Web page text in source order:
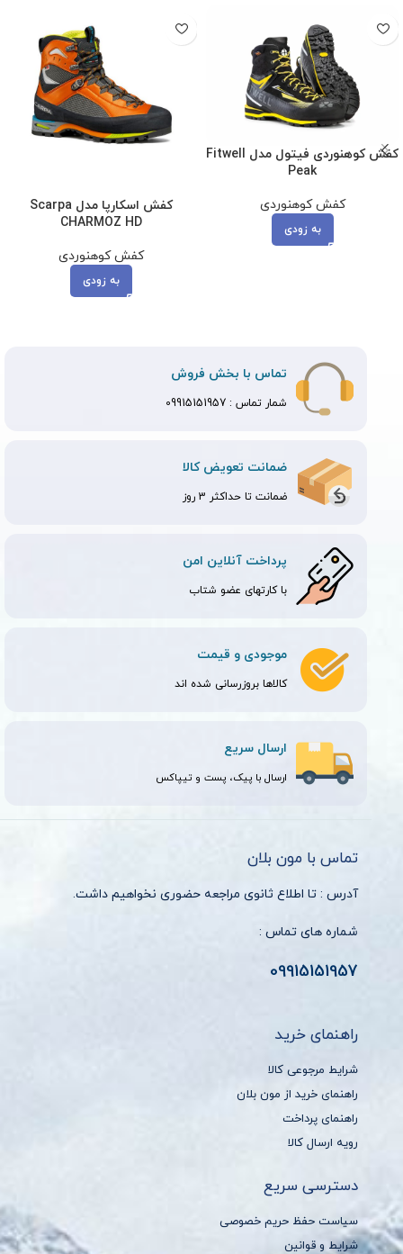
کفش کوهنوردی فیتول مدل Fitwell
Peak
کفش کوهنوردی
به زودی
کفش اسکارپا مدل Scarpa
CHARMOZ HD
کفش کوهنوردی
به زودی
تماس با بخش فروش
شمار تماس : 09915151957
ضمانت تعویض کالا
ضمانت تا حداکثر 3 روز
پرداخت آنلاین امن
با کارتهای عضو شتاب
موجودی و قیمت
کالاها بروزرسانی شده اند
ارسال سریع
ارسال با پیک، پست و تیپاکس
تماس با مون بلان
آدرس : تا اطلاع ثانوی مراجعه حضوری نخواهیم داشت.
شماره های تماس :
09915151957
راهنمای خرید
شرایط مرجوعی کالا
راهنمای خرید از مون بلان
راهنمای پرداخت
رویه ارسال کالا
دسترسی سریع
سیاست حفظ حریم خصوصی
شرایط و قوانین